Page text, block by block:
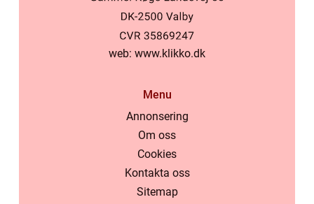
web: www.klikko.dk
Menu
Annonsering
Om oss
Cookies
Kontakta oss
Sitemap